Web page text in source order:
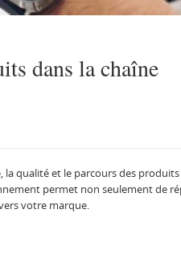
dans la chaîne
qualité et le parcours des produits
permet non seulement de
votre marque.